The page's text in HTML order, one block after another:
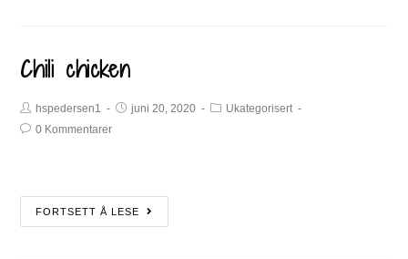
Chili chicken
hspedersen1 juni 20, 2020
Ukategorisert
0 Kommentarer
FORTSETT Å LESE